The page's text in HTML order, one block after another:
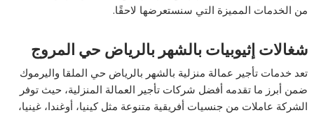
من الخدمات المميزة التي سنستعرضها لاحقًا.
شغالات إثيوبيات بالشهر بالرياض حي المروج
تعد خدمات تأجير عمالة منزلية بالشهر بالرياض حي الملقا واليرموك
ضمن أبرز ما تقدمه أفضل شركات تأجير العمالة المنزلية، حيث توفر
الشركة عاملات من جنسيات أفريقية متنوعة مثل كينيا، أوغندا، غينيا،